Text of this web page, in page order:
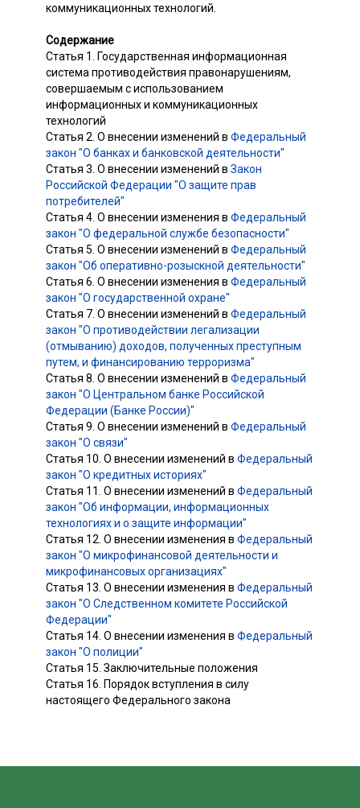
коммуникационных технологий.
Содержание
Статья 1. Государственная информационная
система противодействия правонарушениям,
совершаемым с использованием
информационных и коммуникационных
технологий
Статья 2. О внесении изменений в Федеральный
закон "О банках и банковской деятельности"
Статья 3. О внесении изменений в Закон
Российской Федерации "О защите прав
потребителей"
Статья 4. О внесении изменения в Федеральный
закон "О федеральной службе безопасности"
Статья 5. О внесении изменений в Федеральный
закон "Об оперативно-розыскной деятельности"
Статья 6. О внесении изменения в Федеральный
закон "О государственной охране"
Статья 7. О внесении изменений в Федеральный
закон "О противодействии легализации
(отмыванию) доходов, полученных преступным
путем, и финансированию терроризма"
Статья 8. О внесении изменений в Федеральный
закон "О Центральном банке Российской
Федерации (Банке России)"
Статья 9. О внесении изменений в Федеральный
закон "О связи"
Статья 10. О внесении изменений в Федеральный
закон "О кредитных историях"
Статья 11. О внесении изменений в Федеральный
закон "Об информации, информационных
технологиях и о защите информации"
Статья 12. О внесении изменения в Федеральный
закон "О микрофинансовой деятельности и
микрофинансовых организациях"
Статья 13. О внесении изменения в Федеральный
закон "О Следственном комитете Российской
Федерации"
Статья 14. О внесении изменения в Федеральный
закон "О полиции"
Статья 15. Заключительные положения
Статья 16. Порядок вступления в силу
настоящего Федерального закона